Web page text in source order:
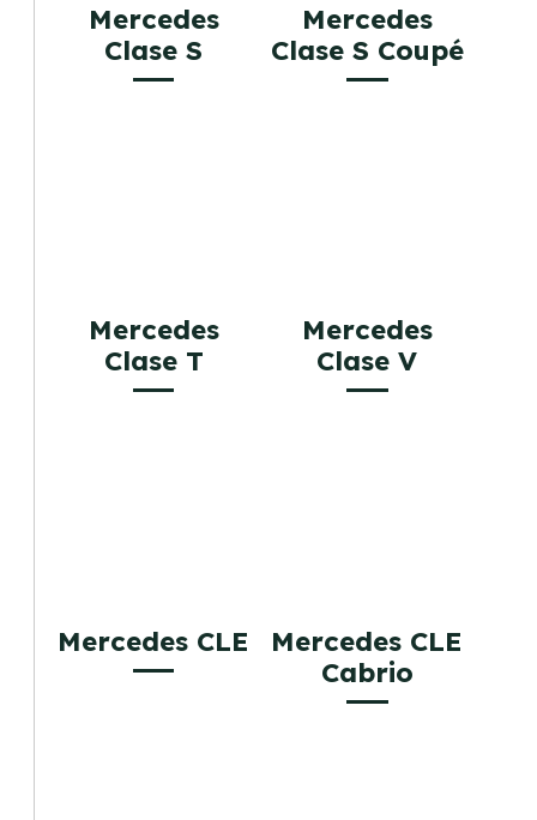
Mercedes
Clase S
Mercedes
Clase S Coupé
Mercedes
Clase T
Mercedes
Clase V
Mercedes CLE
Mercedes CLE
Cabrio